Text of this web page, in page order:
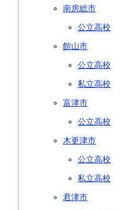
南房総市
公立高校
館山市
公立高校
私立高校
富津市
公立高校
木更津市
公立高校
私立高校
君津市